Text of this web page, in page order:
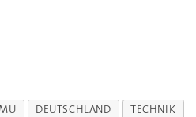
DEUTSCHLAND TECHNIK